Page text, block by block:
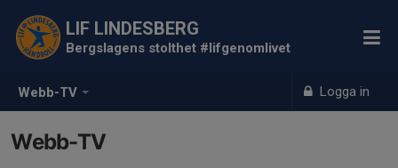
Webb-TV Logga in
LIF LINDESBERG
Bergslagens stolthet #lifgenomlivet
Webb-TV